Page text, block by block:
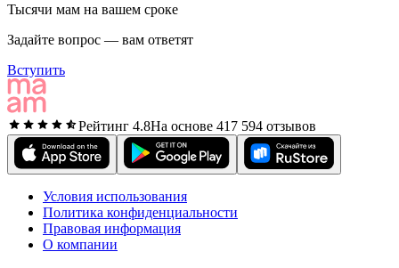
Тысячи мам на вашем сроке
Задайте вопрос — вам ответят
Вступить
Рейтинг 4.8На основе 417 594 отзывов
Условия использования
Политика конфиденциальности
Правовая информация
О компании